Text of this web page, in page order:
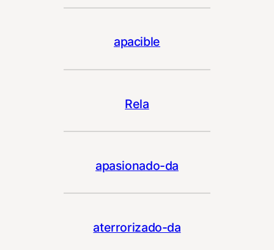
apacible
Rela
apasionado-da
aterrorizado-da